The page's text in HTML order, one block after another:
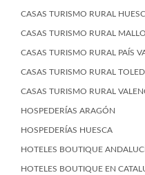
CASAS TURISMO RURAL
CASAS TURISMO RURAL
CASAS TURISMO RURAL PAÍS
CASAS TURISMO RURAL
CASAS TURISMO RURAL
HOSPEDERÍAS ARAGÓN
HOSPEDERÍAS HUESCA
HOTELES BOUTIQUE
HOTELES BOUTIQUE EN